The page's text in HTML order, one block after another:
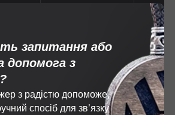
запитання або
допомога з
з радістю допоможе,
спосіб для зв’язку